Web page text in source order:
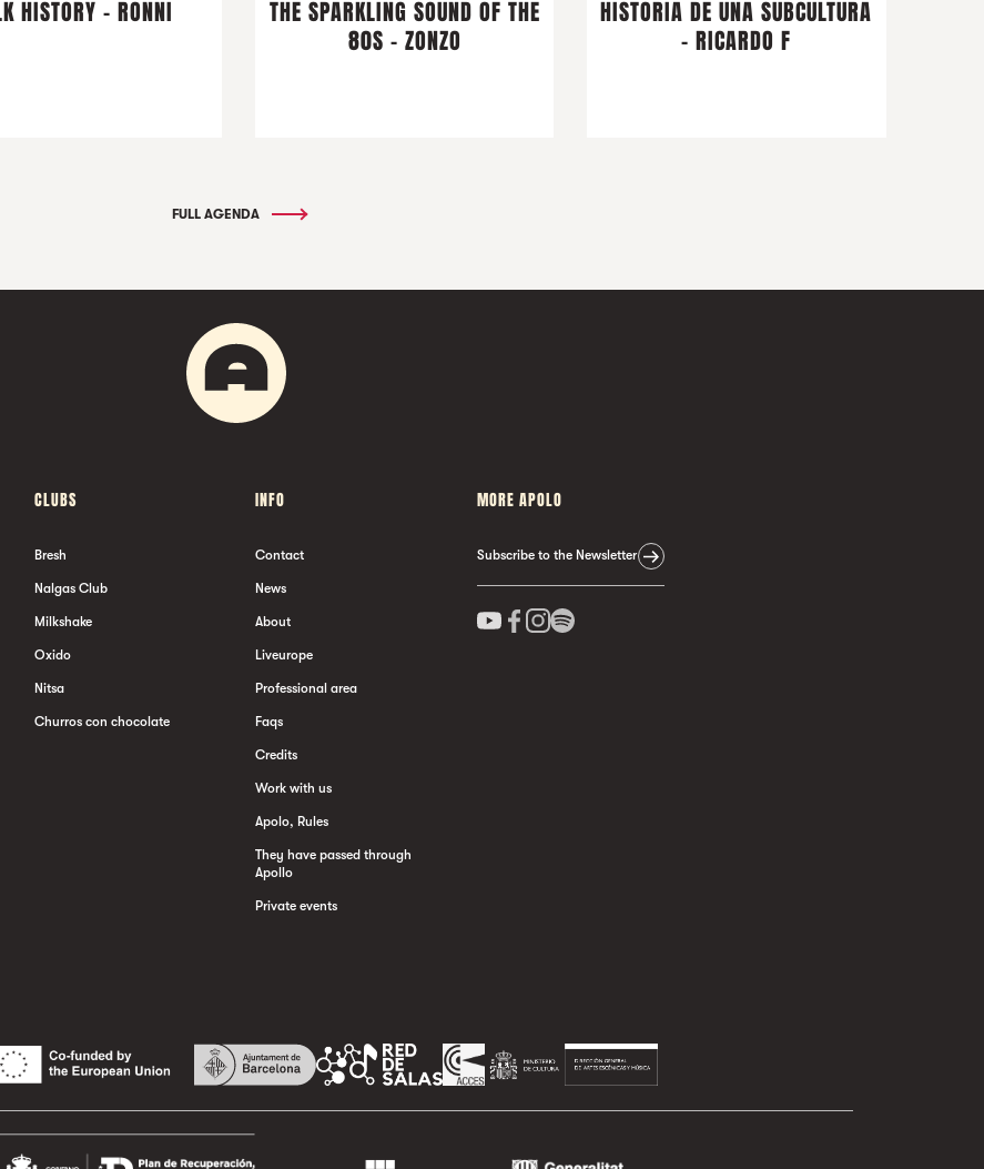
HISTORY - RONNI
THE SPARKLING SOUND OF THE
80S - ZONZO
HISTORIA DE UNA SUBCULTURA
- RICARDO F
FULL AGENDA
CLUBS
Bresh
Nalgas Club
Milkshake
Oxido
Nitsa
Churros con chocolate
INFO
Contact
News
About
Liveurope
Professional area
Faqs
Credits
Work with us
Apolo, Rules
They have passed through
Apollo
Private events
MORE APOLO
Subscribe to the Newsletter